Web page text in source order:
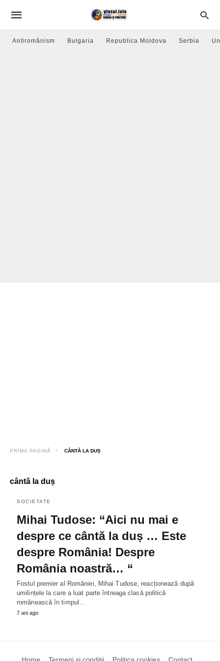
Antiromânism Bulgaria Republica Moldova Serbia
PRIMA PAGINĂ CÂNTĂ LA DUȘ
cântă la duș
SOCIETATE
Mihai Tudose: “Aici nu mai e
despre ce cântă la duș … Este
despre România! Despre
România noastră… “
Fostul premier al României, Mihai Tudose, reacționează după
umilințele la care a luat parte întreaga clasă politică
românească în timpul…
7 ani ago